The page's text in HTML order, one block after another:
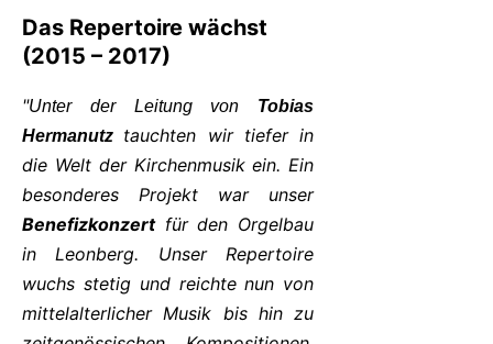
Das Repertoire wächst
(2015 – 2017)
"Unter der Leitung von Tobias
Hermanutz tauchten wir tiefer in
die Welt der Kirchenmusik ein. Ein
besonderes Projekt war unser
Benefizkonzertfür den Orgelbau
in Leonberg. Unser Repertoire
wuchs stetig und reichte nun von
mittelalterlicher Musik bis hin zu